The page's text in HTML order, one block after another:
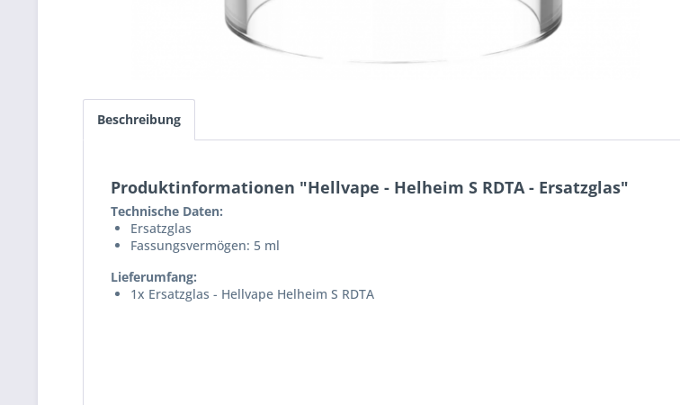
Beschreibung
Produktinformationen "Hellvape - Helheim S RDTA - Ersatzglas"
Technische Daten:
Ersatzglas
Fassungsvermögen: 5 ml
Lieferumfang:
1x Ersatzglas - Hellvape Helheim S RDTA